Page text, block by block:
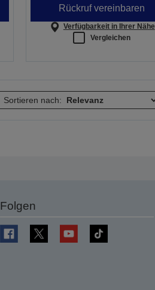
Rückruf vereinbaren
Verfügbarkeit in Ihrer Nähe
Vergleichen
Sortieren nach:
Folgen